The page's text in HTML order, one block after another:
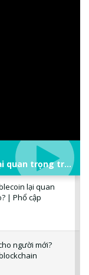
Stablecoin là gì? Tại sao stablecoin lại quan trọng trong thị trường crypto? | Phổ cập Blockchain
lại quan
| Phổ cập
người mới?